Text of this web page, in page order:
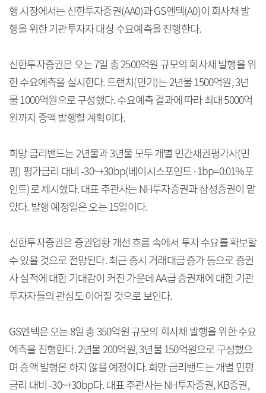
행 시장에서는 신한투자증권(AA0)과 GS엔텍(A0)이 회사채 발
행을 위한 기관투자자 대상 수요예측을 진행한다.
신한투자증권은 오는 7일 총 2500억원 규모의 회사채 발행을 위
한 수요예측을 실시한다. 트랜치(만기)는 2년물 1500억원, 3년
물 1000억원으로 구성했다. 수요예측 결과에 따라 최대 5000억
원까지 증액 발행할 계획이다.
희망 금리밴드는 2년물과 3년물 모두 개별 민간채권평가사(민
평) 평가금리 대비 -30~+30bp(베이시스포인트·1bp=0.01%포
인트)로 제시했다. 대표 주관사는 NH투자증권과 삼성증권이 맡
았다. 발행 예정일은 오는 15일이다.
신한투자증권은 증권업황 개선 흐름 속에서 투자 수요를 확보할
수 있을 것으로 전망된다. 최근 증시 거래대금 증가 등으로 증권
사 실적에 대한 기대감이 커진 가운데 AA급 증권채에 대한 기관
투자자들의 관심도 이어질 것으로 보인다.
GS엔텍은 오는 8일 총 350억원 규모의 회사채 발행을 위한 수요
예측을 진행한다. 2년물 200억원, 3년물 150억원으로 구성했으
며 증액 발행은 하지 않을 예정이다. 희망 금리밴드는 개별 민평
금리 대비 -30~+30bp다. 대표 주관사는 NH투자증권, KB증권,